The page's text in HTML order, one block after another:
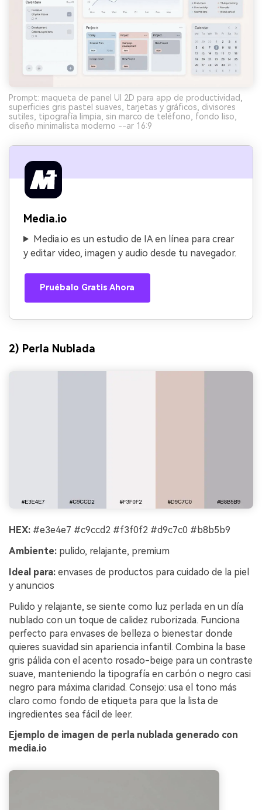
Prompt: maqueta de panel UI 2D para app de productividad,
superficies gris pastel suaves, tarjetas y gráficos, divisores
sutiles, tipografía limpia, sin marco de teléfono, fondo liso,
diseño minimalista moderno --ar 16:9
Media.io
Media.io es un estudio de IA en línea para crear
y editar video, imagen y audio desde tu navegador.
Pruébalo Gratis Ahora
2) Perla Nublada
HEX: #e3e4e7 #c9ccd2 #f3f0f2 #d9c7c0 #b8b5b9
Ambiente: pulido, relajante, premium
Ideal para: envases de productos para cuidado de la piel
y anuncios
Pulido y relajante, se siente como luz perlada en un día
nublado con un toque de calidez ruborizada. Funciona
perfecto para envases de belleza o bienestar donde
quieres suavidad sin apariencia infantil. Combina la base
gris pálida con el acento rosado-beige para un contraste
suave, manteniendo la tipografía en carbón o negro casi
negro para máxima claridad. Consejo: usa el tono más
claro como fondo de etiqueta para que la lista de
ingredientes sea fácil de leer.
Ejemplo de imagen de perla nublada generado con
media.io